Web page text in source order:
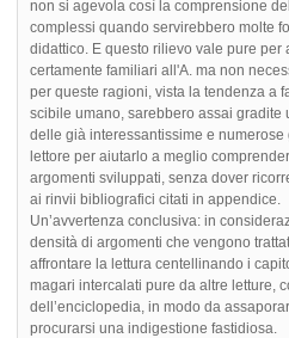
non si agevola così la comprensione
complessi quando servirebbero molte
didattico. E questo rilievo vale pure per
certamente familiari all'A. ma non
per queste ragioni, vista la tendenza a
scibile umano, sarebbero assai gradite
delle già interessantissime e
lettore per aiutarlo a meglio
argomenti sviluppati, senza dover
ai rinvii bibliografici citati in appendice.
Un’avvertenza conclusiva: in
densità di argomenti che vengono
affrontare la lettura centellinando i
magari intercalati pure da altre letture,
dell’enciclopedia, in modo da
procurarsi una indigestione fastidiosa.